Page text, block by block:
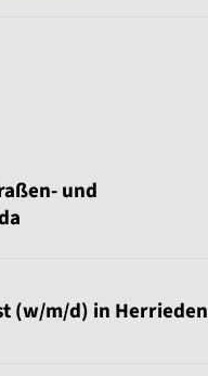
und
(w/m/d) in Herrieden